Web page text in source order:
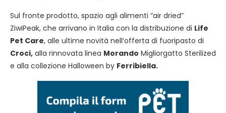
Sul fronte prodotto, spazio agli alimenti “air dried”
ZiwiPeak, che arrivano in Italia con la distribuzione di Life
Pet Care, alle ultime novità nell’offerta di fuoripasto di
Croci, alla rinnovata linea Morando Migliorgatto Sterilized
e alla collezione Halloween by Ferribiella.